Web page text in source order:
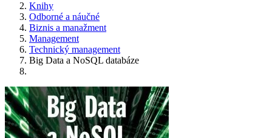
Knihy
Odborné a náučné
Biznis a manažment
Management
Technický management
Big Data a NoSQL databáze